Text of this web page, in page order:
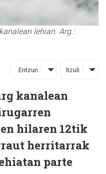
lehian. Arg.:
Entzun Itzuli
kanalean
hilaren 12tik
herritarrak
parte